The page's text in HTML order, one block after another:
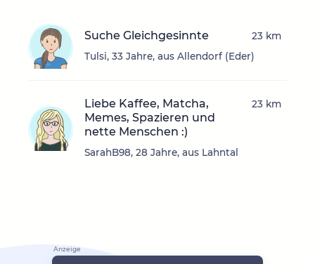
Suche Gleichgesinnte
Tulsi, 33 Jahre, aus Allendorf (Eder)
23 km
Liebe Kaffee, Matcha,
Memes, Spazieren und
nette Menschen :)
SarahB98, 28 Jahre, aus Lahntal
23 km